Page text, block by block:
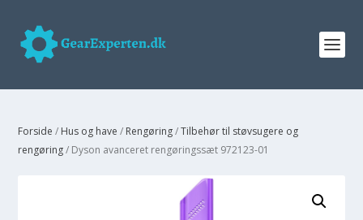
Forside / Hus og have / Rengøring/Tilbehør til støvsugere og
rengøring/ Dyson avanceret rengøringssæt 972123-01